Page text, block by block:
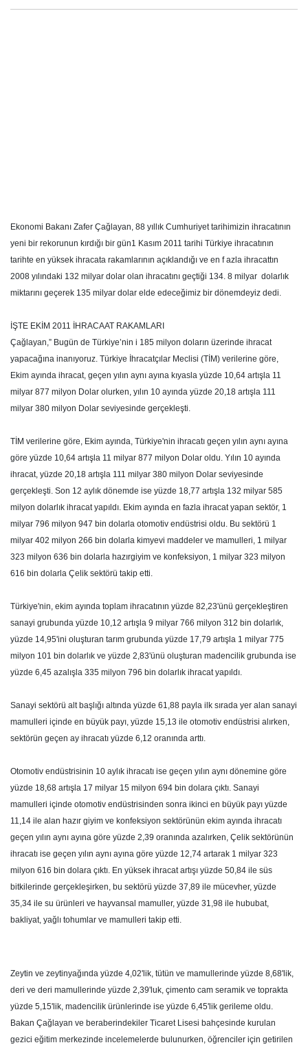
Ekonomi Bakanı Zafer Çağlayan, 88 yıllık Cumhuriyet tarihimizin ihracatının
yeni bir rekorunun kırdığı bir gün1 Kasım 2011 tarihi Türkiye ihracatının
tarihte en yüksek ihracata rakamlarının açıklandığı ve en f azla ihracattın
2008 yılındaki 132 milyar dolar olan ihracatını geçtiği 134. 8 milyar dolarlık
miktarını geçerek 135 milyar dolar elde edeceğimiz bir dönemdeyiz dedi.
İŞTE EKİM 2011 İHRACAAT RAKAMLARI
Çağlayan,” Bugün de Türkiye’nin i 185 milyon doların üzerinde ihracat
yapacağına inanıyoruz. Türkiye İhracatçılar Meclisi (TİM) verilerine göre,
Ekim ayında ihracat, geçen yılın aynı ayına kıyasla yüzde 10,64 artışla 11
milyar 877 milyon Dolar olurken, yılın 10 ayında yüzde 20,18 artışla 111
milyar 380 milyon Dolar seviyesinde gerçekleşti.
TİM verilerine göre, Ekim ayında, Türkiye'nin ihracatı geçen yılın aynı ayına
göre yüzde 10,64 artışla 11 milyar 877 milyon Dolar oldu. Yılın 10 ayında
ihracat, yüzde 20,18 artışla 111 milyar 380 milyon Dolar seviyesinde
gerçekleşti. Son 12 aylık dönemde ise yüzde 18,77 artışla 132 milyar 585
milyon dolarlık ihracat yapıldı. Ekim ayında en fazla ihracat yapan sektör, 1
milyar 796 milyon 947 bin dolarla otomotiv endüstrisi oldu. Bu sektörü 1
milyar 402 milyon 266 bin dolarla kimyevi maddeler ve mamulleri, 1 milyar
323 milyon 636 bin dolarla hazırgiyim ve konfeksiyon, 1 milyar 323 milyon
616 bin dolarla Çelik sektörü takip etti.
Türkiye'nin, ekim ayında toplam ihracatının yüzde 82,23'ünü gerçekleştiren
sanayi grubunda yüzde 10,12 artışla 9 milyar 766 milyon 312 bin dolarlık,
yüzde 14,95'ini oluşturan tarım grubunda yüzde 17,79 artışla 1 milyar 775
milyon 101 bin dolarlık ve yüzde 2,83'ünü oluşturan madencilik grubunda ise
yüzde 6,45 azalışla 335 milyon 796 bin dolarlık ihracat yapıldı.
Sanayi sektörü alt başlığı altında yüzde 61,88 payla ilk sırada yer alan sanayi
mamulleri içinde en büyük payı, yüzde 15,13 ile otomotiv endüstrisi alırken,
sektörün geçen ay ihracatı yüzde 6,12 oranında arttı.
Otomotiv endüstrisinin 10 aylık ihracatı ise geçen yılın aynı dönemine göre
yüzde 18,68 artışla 17 milyar 15 milyon 694 bin dolara çıktı. Sanayi
mamulleri içinde otomotiv endüstrisinden sonra ikinci en büyük payı yüzde
11,14 ile alan hazır giyim ve konfeksiyon sektörünün ekim ayında ihracatı
geçen yılın aynı ayına göre yüzde 2,39 oranında azalırken, Çelik sektörünün
ihracatı ise geçen yılın aynı ayına göre yüzde 12,74 artarak 1 milyar 323
milyon 616 bin dolara çıktı. En yüksek ihracat artışı yüzde 50,84 ile süs
bitkilerinde gerçekleşirken, bu sektörü yüzde 37,89 ile mücevher, yüzde
35,34 ile su ürünleri ve hayvansal mamuller, yüzde 31,98 ile hububat,
bakliyat, yağlı tohumlar ve mamulleri takip etti.
Zeytin ve zeytinyağında yüzde 4,02'lik, tütün ve mamullerinde yüzde 8,68'lik,
deri ve deri mamullerinde yüzde 2,39'luk, çimento cam seramik ve toprakta
yüzde 5,15'lik, madencilik ürünlerinde ise yüzde 6,45'lik gerileme oldu.
Bakan Çağlayan ve beraberindekiler Ticaret Lisesi bahçesinde kurulan
gezici eğitim merkezinde incelemelerde bulunurken, öğrenciler için getirilen